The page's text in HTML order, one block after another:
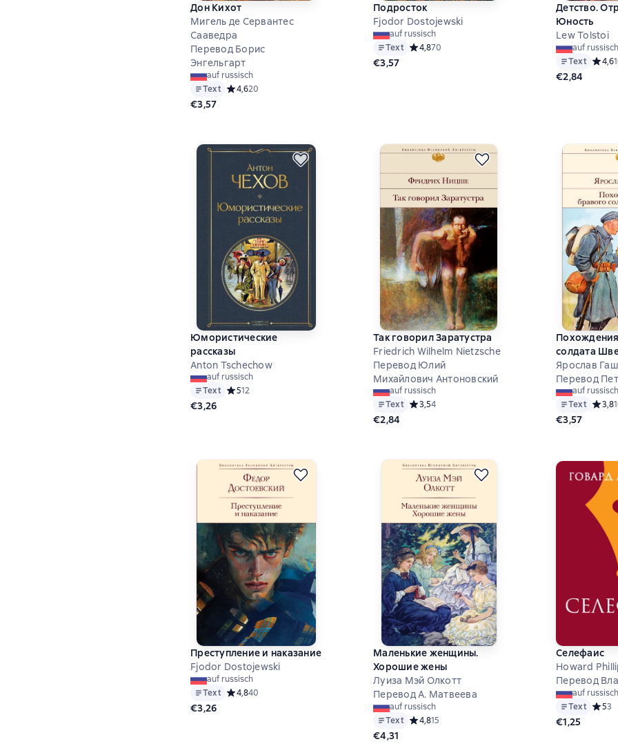
Дон Кихот
Мигель де Сервантес
Сааведра
Перевод Борис
Энгельгарт
auf russisch
Text Средний рейтинг 4,6 на основе 20 оценок
4,620
€3,57
Подросток
Fjodor Dostojewski
auf russisch
Text Средний рейтинг 4,8 на основе 70 оценок
4,870
€3,57
Детство.
Юность
Lew Tolstoi
auf russisch
Text
4,6
€2,84
Юмористические
рассказы
Anton Tschechow
auf russisch
Text Средний рейтинг 5 на основе 12 оценок
512
€3,26
Так говорил Заратустра
Friedrich Wilhelm Nietzsche
Перевод Юлий
Михайлович Антоновский
auf russisch
Text Средний рейтинг 3,5 на основе 4 оценок
3,54
€2,84
солдата
Ярослав
Перевод
auf russisch
Text
3,8
€3,57
Преступление и наказание
Fjodor Dostojewski
auf russisch
Text Средний рейтинг 4,8 на основе 40 оценок
4,840
€3,26
Маленькие женщины.
Хорошие жены
Луиза Мэй Олкотт
Перевод А. Матвеева
auf russisch
Text Средний рейтинг 4,8 на основе 15 оценок
4,815
€4,31
Селефаис
Howard
Перевод
auf russisch
Text
53
€1,25